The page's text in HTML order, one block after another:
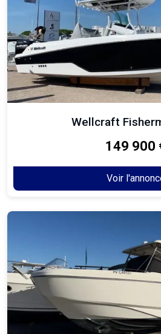
Wellcraft
149 900
Voir